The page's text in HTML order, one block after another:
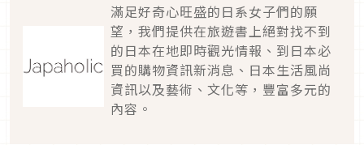
滿足好奇心旺盛的日系女子們的願
望，我們提供在旅遊書上絕對找不到
的日本在地即時觀光情報、到日本必
買的購物資訊新消息、日本生活風尚
資訊以及藝術、文化等，豐富多元的
內容。